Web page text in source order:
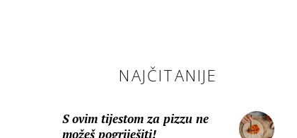
NAJČITANIJE
S ovim tijestom za pizzu ne
možeš pogriješiti!